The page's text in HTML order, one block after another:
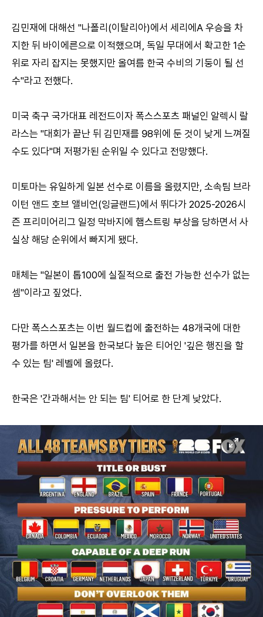
김민재에 대해선 "나폴리(이탈리아)에서 세리에A 우승을 차
지한 뒤 바이에른으로 이적했으며, 독일 무대에서 확고한 1순
위로 자리 잡지는 못했지만 올여름 한국 수비의 기둥이 될 선
수"라고 전했다.
미국 축구 국가대표 레전드이자 폭스스포츠 패널인 알렉시 랄
라스는 "대회가 끝난 뒤 김민재를 98위에 둔 것이 낮게 느껴질
수도 있다"며 저평가된 순위일 수 있다고 전망했다.
미토마는 유일하게 일본 선수로 이름을 올렸지만, 소속팀 브라
이턴 앤드 호브 앨비언(잉글랜드)에서 뛰다가 2025-2026시
즌 프리미어리그 일정 막바지에 햄스트링 부상을 당하면서 사
실상 해당 순위에서 빠지게 됐다.
매체는 "일본이 톱100에 실질적으로 출전 가능한 선수가 없는
셈"이라고 짚었다.
다만 폭스스포츠는 이번 월드컵에 출전하는 48개국에 대한
평가를 하면서 일본을 한국보다 높은 티어인 '깊은 행진을 할
수 있는 팀' 레벨에 올렸다.
한국은 '간과해서는 안 되는 팀' 티어로 한 단계 낮았다.